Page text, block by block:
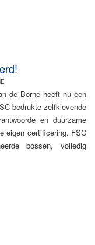
de Borne heeft nu een
bedrukte zelfklevende
en duurzame
eigen certificering. FSC
bossen, volledig